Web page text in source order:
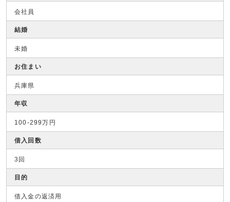
会社員
結婚
未婚
お住まい
兵庫県
年収
100-299万円
借入回数
3回
目的
借入金の返済用